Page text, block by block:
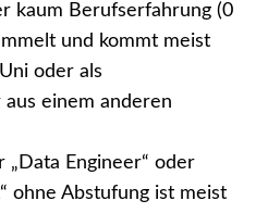
kaum Berufserfahrung (0
und kommt meist
oder als
einem anderen
„Data Engineer“ oder
ohne Abstufung ist meist